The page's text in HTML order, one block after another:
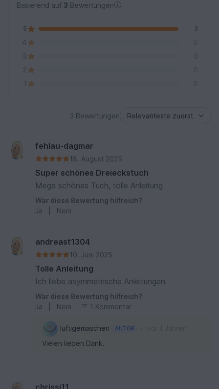
Basierend auf 3 Bewertungen
5 3
4
0
3
0
2
0
1
0
3 Bewertungen
fehlau-dagmar
18. August 2025
Super schönes Dreieckstuch
Mega schönes Tuch, tolle Anleitung
War diese Bewertung hilfreich?
Ja
Nein
andreast1304
10. Juni 2025
Tolle Anleitung
Ich liebe asymmetrische Anleitungen
War diese Bewertung hilfreich?
Ja
Nein 1 Kommentar
luftigemaschen AUTOR
Vielen lieben Dank.
chrissi11